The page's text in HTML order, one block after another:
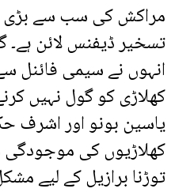
مراکش کی سب سے بڑی
تسخیر ڈیفنس لائن
انہوں نے سیمی فائنل
کھلاڑی کو گول نہیں
یاسین بونو اور اشرف
کھلاڑیوں کی
توڑنا برازیل کے لیے